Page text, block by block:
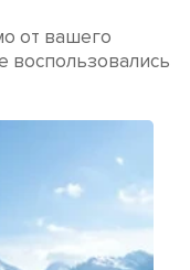
от вашего
воспользовались